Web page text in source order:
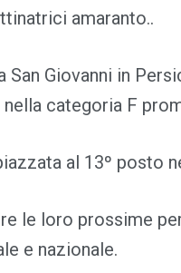
amaranto..
San Giovanni in
categoria F
al 13º posto
le loro prossime
e nazionale.